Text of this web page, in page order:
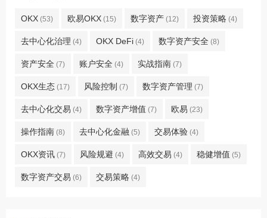
OKX (53) 欧易OKX (15) 数字资产 (12) 投资策略 (4)
去中心化治理 (4) OKX DeFi (4) 数字资产安全 (8)
资产安全 (7) 账户安全 (4) 实战指南 (7)
OKX生态 (17) 风险控制 (7) 数字资产管理 (7)
去中心化交易 (4) 数字资产增值 (7) 欧易 (23)
操作指南 (8) 去中心化金融 (5) 交易体验 (4)
OKX资讯 (7) 风险规避 (4) 高效交易 (4) 稳健增值 (5)
数字资产交易 (6) 交易策略 (4)